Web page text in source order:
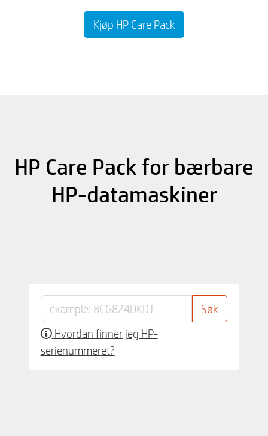
Kjøp HP Care Pack
HP Care Pack for bærbare
HP-datamaskiner
Hvordan finner jeg HP-
serienummeret?